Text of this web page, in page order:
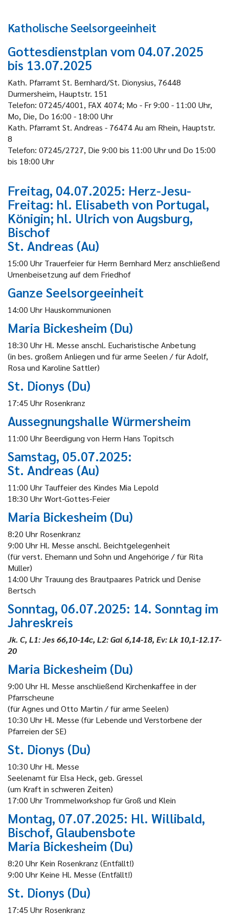
Katholische Seelsorgeeinheit
Gottesdienstplan vom 04.07.2025
bis 13.07.2025
Kath. Pfarramt St. Bernhard/St. Dionysius, 76448
Durmersheim, Hauptstr. 151
Telefon: 07245/4001, FAX 4074; Mo - Fr 9:00 - 11:00 Uhr,
Mo, Die, Do 16:00 - 18:00 Uhr
Kath. Pfarramt St. Andreas - 76474 Au am Rhein, Hauptstr.
8
Telefon: 07245/2727, Die 9:00 bis 11:00 Uhr und Do 15:00
bis 18:00 Uhr
Freitag, 04.07.2025: Herz-Jesu-
Freitag: hl. Elisabeth von Portugal,
Königin; hl. Ulrich von Augsburg,
Bischof
St. Andreas (Au)
15:00 Uhr Trauerfeier für Herrn Bernhard Merz anschließend
Urnenbeisetzung auf dem Friedhof
Ganze Seelsorgeeinheit
14:00 Uhr Hauskommunionen
Maria Bickesheim (Du)
18:30 Uhr Hl. Messe anschl. Eucharistische Anbetung
(in bes. großem Anliegen und für arme Seelen / für Adolf,
Rosa und Karoline Sattler)
St. Dionys (Du)
17:45 Uhr Rosenkranz
Aussegnungshalle Würmersheim
11:00 Uhr Beerdigung von Herrn Hans Topitsch
Samstag, 05.07.2025:
St. Andreas (Au)
11:00 Uhr Tauffeier des Kindes Mia Lepold
18:30 Uhr Wort-Gottes-Feier
Maria Bickesheim (Du)
8:20 Uhr Rosenkranz
9:00 Uhr Hl. Messe anschl. Beichtgelegenheit
(für verst. Ehemann und Sohn und Angehörige / für Rita
Müller)
14:00 Uhr Trauung des Brautpaares Patrick und Denise
Bertsch
Sonntag, 06.07.2025: 14. Sonntag im
Jahreskreis
Jk. C, L1: Jes 66,10-14c, L2: Gal 6,14-18, Ev: Lk 10,1-12.17-
20
Maria Bickesheim (Du)
9:00 Uhr Hl. Messe anschließend Kirchenkaffee in der
Pfarrscheune
(für Agnes und Otto Martin / für arme Seelen)
10:30 Uhr Hl. Messe (für Lebende und Verstorbene der
Pfarreien der SE)
St. Dionys (Du)
10:30 Uhr Hl. Messe
Seelenamt für Elsa Heck, geb. Gressel
(um Kraft in schweren Zeiten)
17:00 Uhr Trommelworkshop für Groß und Klein
Montag, 07.07.2025: Hl. Willibald,
Bischof, Glaubensbote
Maria Bickesheim (Du)
8:20 Uhr Kein Rosenkranz (Entfällt!)
9:00 Uhr Keine Hl. Messe (Entfällt!)
St. Dionys (Du)
17:45 Uhr Rosenkranz